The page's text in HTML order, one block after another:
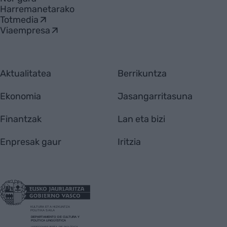
Harremanetarako
Totmedia
Viaempresa
Aktualitatea
Ekonomia
Finantzak
Enpresak gaur
Berrikuntza
Jasangarritasuna
Lan eta bizi
Iritzia